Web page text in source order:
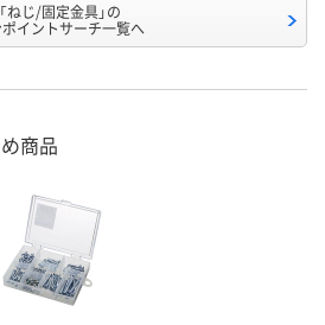
「ねじ/固定金具」の
ポイントサーチ一覧へ
商品